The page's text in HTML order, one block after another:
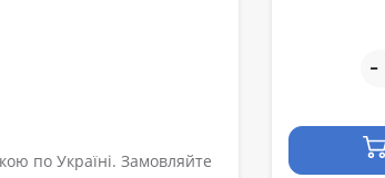
по Україні. Замовляйте